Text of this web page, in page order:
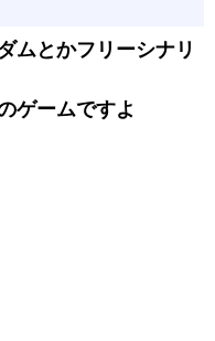
ムとかフリーシナリ
ゲームですよ